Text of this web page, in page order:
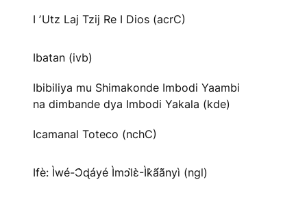
I ʼUtz Laj Tzij Re I Dios (acrC)
Ibatan (ivb)
Ibibiliya mu Shimakonde Imbodi Yaambi
na dimbande dya Imbodi Yakala (kde)
Icamanal Toteco (nchC)
Ifè: Ìwé-Ɔ̀ɖáyé Ìmↄl̀ɛ̀-Ìk̀ã́ã̀nyì (ngl)